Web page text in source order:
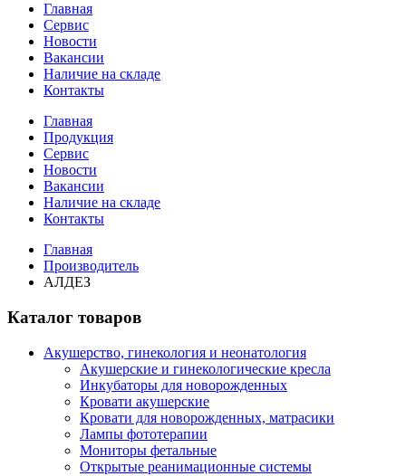
Главная
Сервис
Новости
Вакансии
Наличие на складе
Контакты
Главная
Продукция
Сервис
Новости
Вакансии
Наличие на складе
Контакты
Главная
Производитель
АЛДЕЗ
Каталог товаров
Акушерство, гинекология и неонатология
Акушерские и гинекологические креслa
Инкубаторы для новорожденных
Кровати акушерские
Кровати для новорожденных, матрасики
Лампы фототерапии
Мониторы фетальные
Открытые реанимационные системы